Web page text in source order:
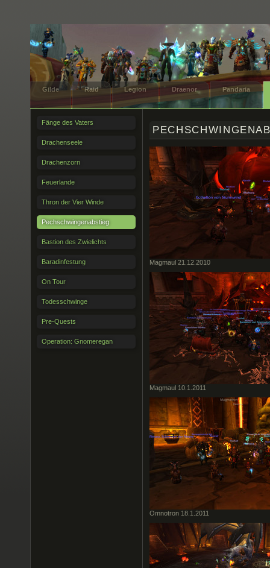
Gilde Raid Legion Draenor Pandaria
Fänge des Vaters
Drachenseele
Drachenzorn
Feuerlande
Thron der Vier Winde
Pechschwingenabstieg
Bastion des Zwielichts
Baradinfestung
On Tour
Todesschwinge
Pre-Quests
Operation: Gnomeregan
Magmaul 21.12.2010
Magmaul 10.1.2011
Omnotron 18.1.2011